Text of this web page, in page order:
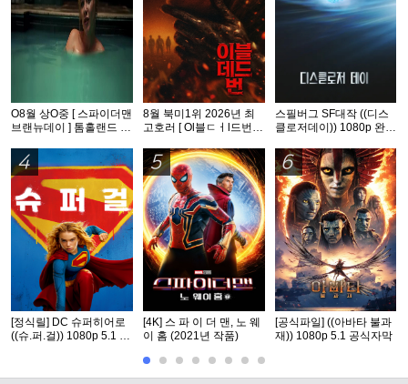
O8월 상O중 [ 스파이더맨
브랜뉴데이 ] 톰홀랜드 -
5.1
8월 북미1위 2026년 최
고호러 [ Ol블ㄷㅓl드번 ]
스필버그 SF대작 ((디스
클로저데이)) 1080p 완벽
4
[정식릴] DC 슈퍼히어로
((슈.퍼.걸)) 1080p 5.1 공
5
[4K] 스 파 이 더 맨, 노 웨
이 홈 (2021년 작품)
6
[공식파일] ((아바타 불과
재)) 1080p 5.1 공식자막